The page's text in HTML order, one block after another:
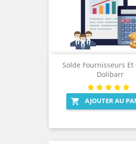
Solde Fournisseurs Et
Dolibarr
 AJOUTER AU